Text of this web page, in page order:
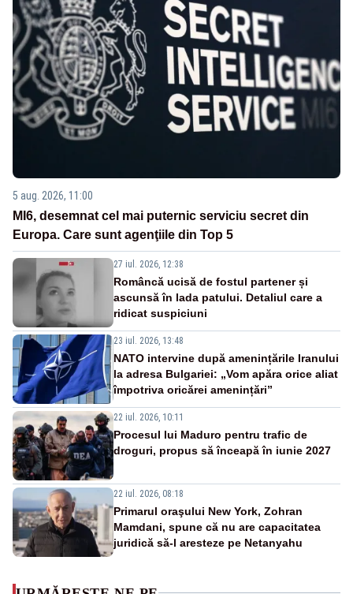
5 aug. 2026, 11:00
MI6, desemnat cel mai puternic serviciu secret din
Europa. Care sunt agenţiile din Top 5
27 iul. 2026, 12:38
Româncă ucisă de fostul partener și
ascunsă în lada patului. Detaliul care a
ridicat suspiciuni
23 iul. 2026, 13:48
NATO intervine după amenințările Iranului
la adresa Bulgariei: „Vom apăra orice aliat
împotriva oricărei amenințări”
22 iul. 2026, 10:11
Procesul lui Maduro pentru trafic de
droguri, propus să înceapă în iunie 2027
22 iul. 2026, 08:18
Primarul oraşului New York, Zohran
Mamdani, spune că nu are capacitatea
juridică să-l aresteze pe Netanyahu